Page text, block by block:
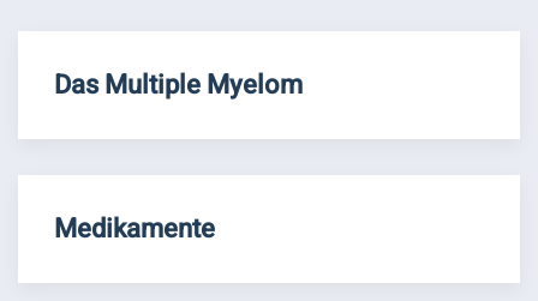
Das Multiple Myelom
Medikamente